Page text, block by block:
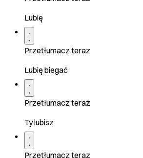
Lubię
Przetłumacz teraz
Lubię biegać
Przetłumacz teraz
Ty lubisz
Przetłumacz teraz